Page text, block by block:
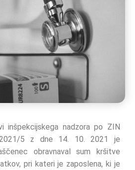
inšpekcijskega nadzora po ZIN
5 z dne 14. 10. 2021 je
obravnaval sum kršitve
pri kateri je zaposlena, ki je